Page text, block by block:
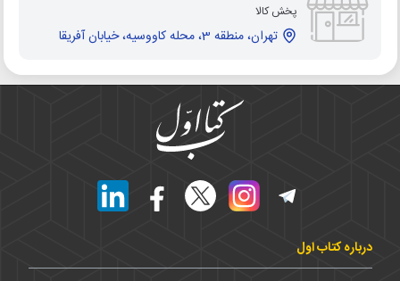
پخش کالا
تهران، منطقه 3، محله کاووسیه، خیابان آفریقا
درباره کتاب اول